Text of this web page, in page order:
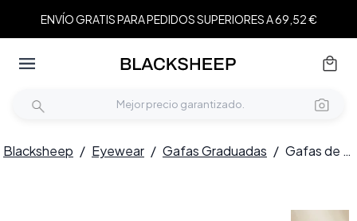
ENVÍO GRATIS PARA PEDIDOS SUPERIORES A 69,52 €
Blacksheep / Eyewear / Gafas Graduadas / Gafas de acetato color naranja mariposa #BS2425-0667